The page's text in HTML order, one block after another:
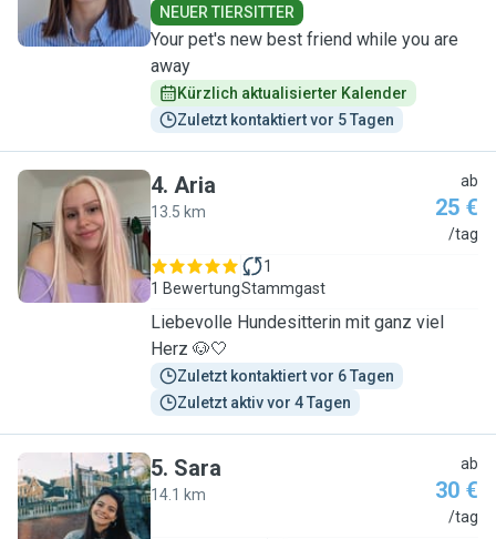
NEUER TIERSITTER
Your pet's new best friend while you are
away
Kürzlich aktualisierter Kalender
Zuletzt kontaktiert vor 5 Tagen
A
4. Aria
13.5 km
ab
25 €
/tag
1 Bewertung
1
Stammgast
Liebevolle Hundesitterin mit ganz viel
Herz 🐶🤍
Zuletzt kontaktiert vor 6 Tagen
Zuletzt aktiv vor 4 Tagen
S
5. Sara
14.1 km
ab
30 €
/tag